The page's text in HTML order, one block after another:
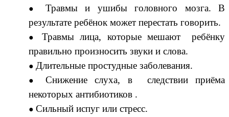
Травмы и ушибы головного мозга. В
результате ребёнок может перестать говорить.
Травмы лица, которые мешают ребёнку
правильно произносить звуки и слова.
Длительные простудные заболевания.
Снижение слуха, в следствии приёма
некоторых антибиотиков .
Сильный испуг или стресс.